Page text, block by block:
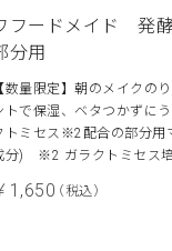
フードメイド 発
分用
【数量限定】朝のメイクの
トで保湿、ベタつかずに
トミセス※2配合の部分用
分) ※2 ガラクトミセス
1,650（税込）